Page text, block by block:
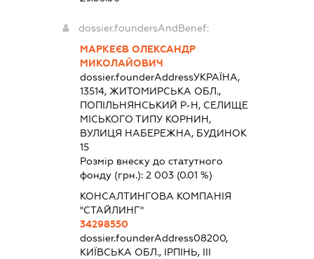
dossier.foundersAndBenef:
МАРКЕЄВ ОЛЕКСАНДР
МИКОЛАЙОВИЧ
dossier.founderAddressУКРАЇНА,
13514, ЖИТОМИРСЬКА ОБЛ.,
ПОПІЛЬНЯНСЬКИЙ Р-Н, СЕЛИЩЕ
МІСЬКОГО ТИПУ КОРНИН,
ВУЛИЦЯ НАБЕРЕЖНА, БУДИНОК
15
Розмір внеску до статутного
фонду (грн.): 2 003(0.01 %)
КОНСАЛТИНГОВА КОМПАНІЯ
"СТАЙЛИНГ"
34298550
dossier.founderAddress08200,
КИЇВСЬКА ОБЛ., ІРПІНЬ, ІІІ